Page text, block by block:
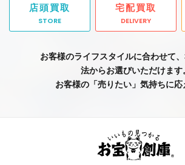
店頭買取
STORE
宅配買取
DELIVERY
お客様のライフスタイルに合わせて
法からお選びいただけます
お客様の「売りたい」気持ちに応